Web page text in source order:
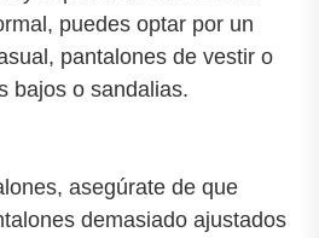
puedes optar por un
pantalones de vestir o
bajos o sandalias.
asegúrate de que
demasiado ajustados